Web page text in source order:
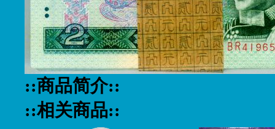
::商品简介::
::相关商品::